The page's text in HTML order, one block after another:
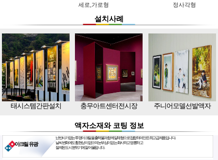
세로,가로형 정사각형
설치사례
태시스템간판설치 충무아트센터전시장 주니어모델선발액자
액자소재와 코팅 정보
아크릴 유광
난반사가 없는 투명아크릴을 출력물과 함께 일체형으로 접합하여 만든 최고급 제품입니다.
날씨 변화에도 휨현상이 없으며 눈부심이 없는 화사하고 영롱하고
절제된 도시 분위기에 잘 어울립니다.